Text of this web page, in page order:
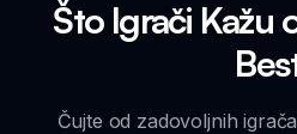
Što Igrači Kažu
Čujte od zadovoljnih